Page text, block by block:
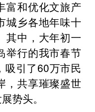
富和优化文旅产
城乡各地年味十
其中，大年初一
举行的我市春节
吸引了60万市民
，共享璀璨盛世
势头。